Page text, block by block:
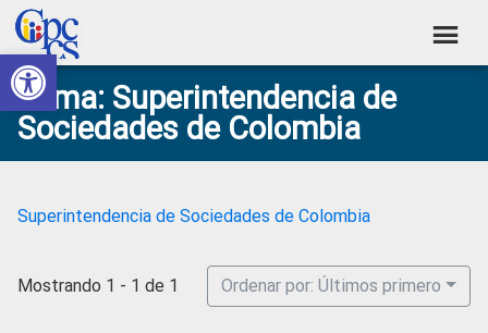
Abrir barra de herramientas
Skip
to
primary
navigation
Skip
to
main
content
Skip
to
primary
sidebar
Skip
to
footer
Consejo
de
Participación
Social
Construyendo
Poder
Ciudadano
Tema: Superintendencia de
Sociedades de Colombia
Superintendencia de Sociedades de Colombia
Mostrando 1 - 1 de 1 Ordenar por: Últimos primero